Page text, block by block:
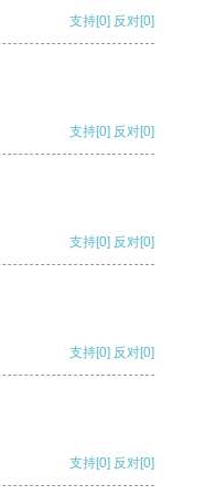
支持[0] 反对[0]
支持[0] 反对[0]
支持[0] 反对[0]
支持[0] 反对[0]
支持[0] 反对[0]